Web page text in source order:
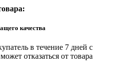
качества
в течение 7 дней с
отказаться от товара